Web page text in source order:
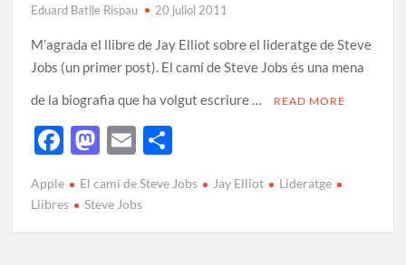
Eduard Batlle Rispau 20 juliol 2011
M’agrada el llibre de Jay Elliot sobre el lideratge de Steve
Jobs (un primer post). El camí de Steve Jobs és una mena
de la biografia que ha volgut escriure …
READ MORE
F
e
b
M
to
d
E
ail m
p
Apple El camí de Steve Jobs Jay Elliot
Lideratge
Llibres
Steve Jobs